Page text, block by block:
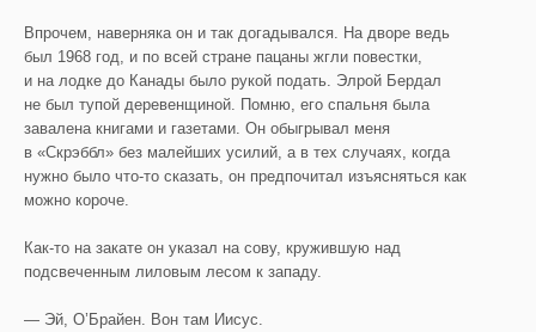
Впрочем, наверняка он и так догадывался. На дворе ведь
был 1968 год, и по всей стране пацаны жгли повестки,
и на лодке до Канады было рукой подать. Элрой Бердал
не был тупой деревенщиной. Помню, его спальня была
завалена книгами и газетами. Он обыгрывал меня
в «Скрэббл» без малейших усилий, а в тех случаях, когда
нужно было что-то сказать, он предпочитал изъясняться как
можно короче.
Как-то на закате он указал на сову, кружившую над
подсвеченным лиловым лесом к западу.
— Эй, О’Брайен. Вон там Иисус.